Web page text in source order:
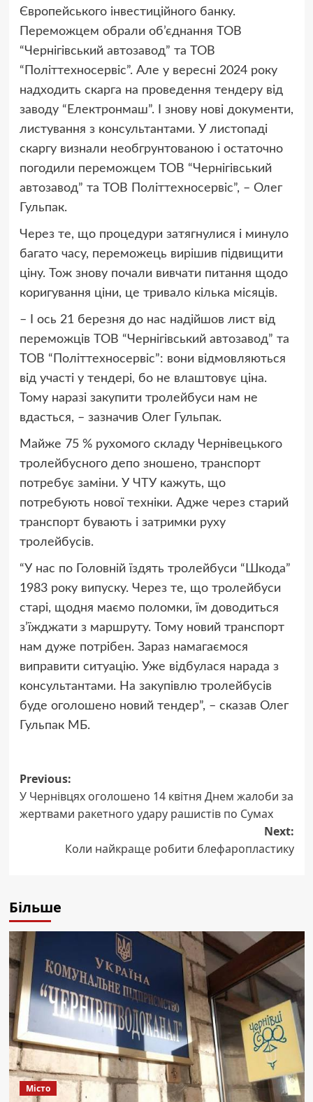
Європейського інвестиційного банку.
Переможцем обрали об’єднання ТОВ
“Чернігівський автозавод” та ТОВ
“Політтехносервіс”. Але у вересні 2024 року
надходить скарга на проведення тендеру від
заводу “Електронмаш”. І знову нові документи,
листування з консультантами. У листопаді
скаргу визнали необгрунтованою і остаточно
погодили переможцем ТОВ “Чернігівський
автозавод” та ТОВ Політтехносервіс”, – Олег
Гульпак.
Через те, що процедури затягнулися і минуло
багато часу, переможець вирішив підвищити
ціну. Тож знову почали вивчати питання щодо
коригування ціни, це тривало кілька місяців.
– І ось 21 березня до нас надійшов лист від
переможців ТОВ “Чернігівський автозавод” та
ТОВ “Політтехносервіс”: вони відмовляються
від участі у тендері, бо не влаштовує ціна.
Тому наразі закупити тролейбуси нам не
вдасться, – зазначив Олег Гульпак.
Майже 75 % рухомого складу Чернівецького
тролейбусного депо зношено, транспорт
потребує заміни. У ЧТУ кажуть, що
потребують нової техніки. Адже через старий
транспорт бувають і затримки руху
тролейбусів.
“У нас по Головній їздять тролейбуси “Шкода”
1983 року випуску. Через те, що тролейбуси
старі, щодня маємо поломки, їм доводиться
з’їжджати з маршруту. Тому новий транспорт
нам дуже потрібен. Зараз намагаємося
виправити ситуацію. Уже відбулася нарада з
консультантами. На закупівлю тролейбусів
буде оголошено новий тендер”, – сказав Олег
Гульпак МБ.
Post
navigation
Previous:
У Чернівцях оголошено 14 квітня Днем жалоби за
жертвами ракетного удару рашистів по Сумах
Next:
Коли найкраще робити блефаропластику
Більше
Місто